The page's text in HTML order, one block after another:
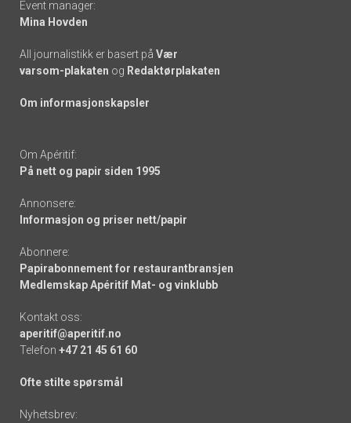
Event manager:
Mina Hovden
All journalistikk er basert på Vær
varsom-plakaten og Redaktørplakaten
Om informasjonskapsler
Om Apéritif:
På nett og papir siden 1995
Annonsere:
Informasjon og priser nett/papir
Abonnere:
Papirabonnement for restaurantbransjen
Medlemskap Apéritif Mat- og vinklubb
Kontakt oss:
aperitif@aperitif.no
Telefon +47 21 45 61 60
Ofte stilte spørsmål
Nyhetsbrev: